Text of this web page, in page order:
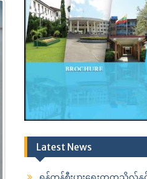
Latest News